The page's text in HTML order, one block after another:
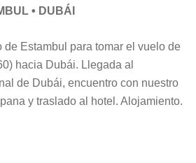
• DUBÁI
de Estambul para tomar el vuelo de
hacia Dubái. Llegada al
de Dubái, encuentro con nuestro
y traslado al hotel. Alojamiento.